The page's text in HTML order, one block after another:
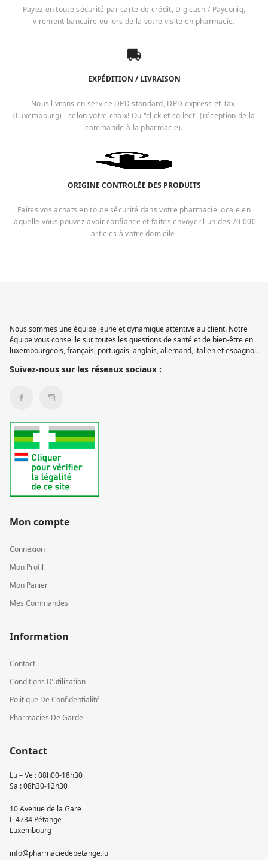
Payez en toute sécurité par carte de crédit, Digicash / Payconiq,
virement bancaire ou lors de la votre visite en pharmacie.
EXPÉDITION / LIVRAISON
Nous livrons en service DPD standard, DPD express et Taxi
(Luxembourg) - selon votre choix! Ou "click et collect" (réception de la
commande à la pharmacie).
ORIGINE CONTROLÉE DES PRODUITS
Faites vos achats en toute sécurité dans votre pharmacie locale en
laquelle vous pouvez avoir confiance et faites envoyer l'un des 70 000
articles à votre domicile.
Nous sommes une équipe jeune et dynamique attentive au client. Notre
équipe vous conseille sur toutes les questions de santé et de bien-être en
luxembourgeois, français, portugais, anglais, allemand, italien et espagnol.
Suivez-nous sur les réseaux sociaux :
Mon compte
Connexion
Mon Profil
Mon Panier
Mes Commandes
Information
Contact
Conditions D’utilisation
Politique De Confidentialité
Pharmacies De Garde
Contact
Lu – Ve : 08h00-18h30
Sa : 08h30-12h30
10 Avenue de la Gare
L-4734 Pétange
Luxembourg
info@pharmaciedepetange.lu